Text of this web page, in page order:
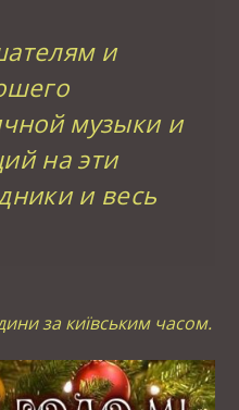
и
музыки и
на эти
и весь
за київським часом.